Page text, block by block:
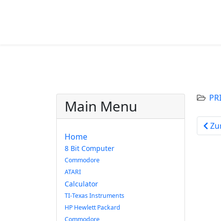
Main Menu
Home
8 Bit Computer
Commodore
ATARI
Calculator
TI-Texas Instruments
HP Hewlett Packard
Commodore